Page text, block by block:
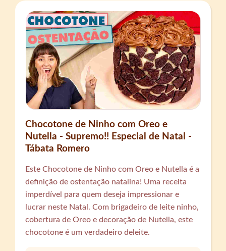
Chocotone de Ninho com Oreo e
Nutella - Supremo!! Especial de Natal -
Tábata Romero
Este Chocotone de Ninho com Oreo e Nutella é a
definição de ostentação natalina! Uma receita
imperdível para quem deseja impressionar e
lucrar neste Natal. Com brigadeiro de leite ninho,
cobertura de Oreo e decoração de Nutella, este
chocotone é um verdadeiro deleite.